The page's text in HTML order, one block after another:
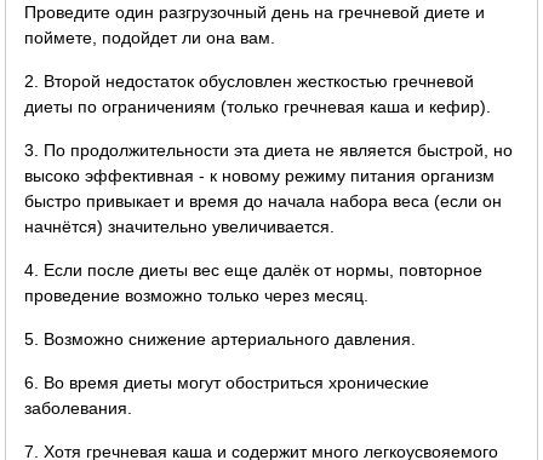
Проведите один разгрузочный день на гречневой диете и
поймете, подойдет ли она вам.
2. Второй недостаток обусловлен жесткостью гречневой
диеты по ограничениям (только гречневая каша и кефир).
3. По продолжительности эта диета не является быстрой, но
высоко эффективная - к новому режиму питания организм
быстро привыкает и время до начала набора веса (если он
начнётся) значительно увеличивается.
4. Если после диеты вес еще далёк от нормы, повторное
проведение возможно только через месяц.
5. Возможно снижение артериального давления.
6. Во время диеты могут обостриться хронические
заболевания.
7. Хотя гречневая каша и содержит много легкоусвояемого